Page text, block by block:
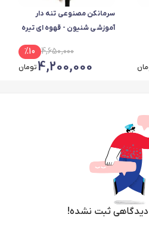
سرمانکن مصنوعی تنه دار
آموزشی شنیون - قهوه ای تیره
4,650,000
%10
4,200,000تومان
ثبت نشده!